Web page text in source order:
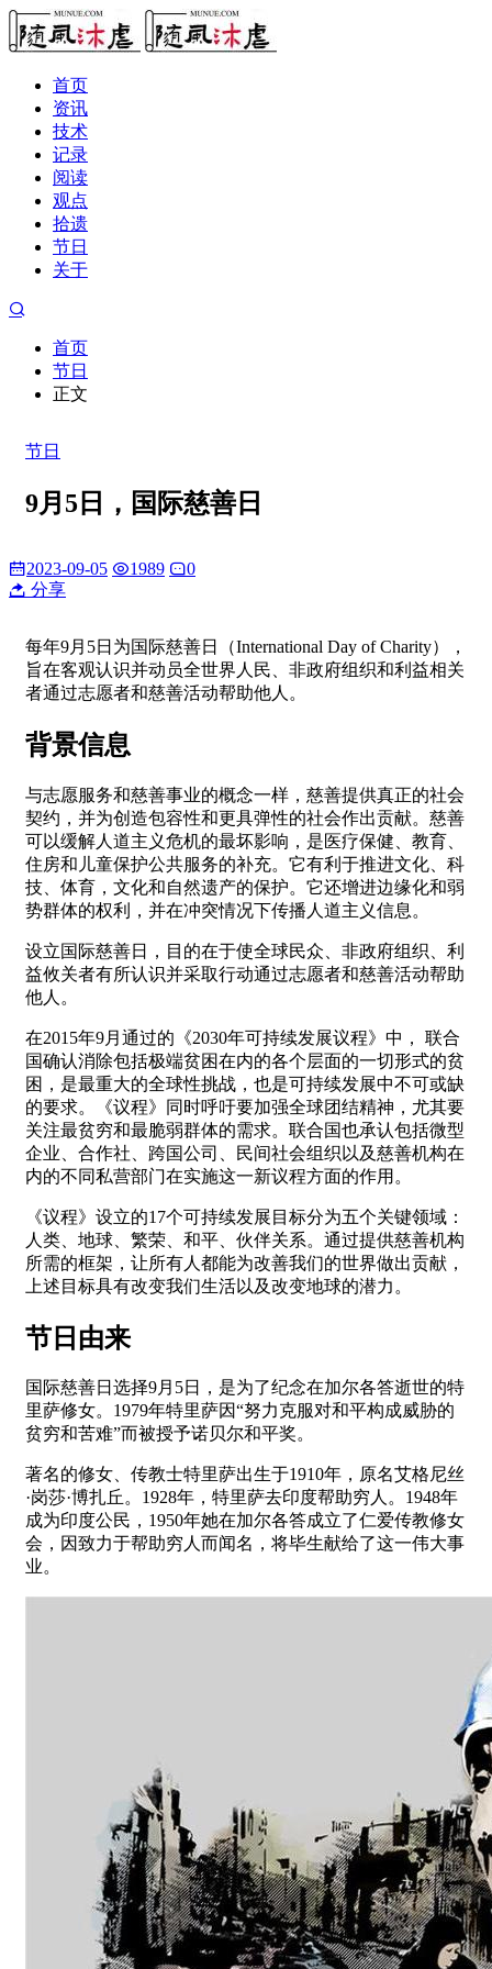
首页
资讯
技术
记录
阅读
观点
拾遗
节日
关于
首页
节日
正文
节日
9月5日，国际慈善日
2023-09-05 1989
0
分享
每年9月5日为国际慈善日（International Day of Charity），
旨在客观认识并动员全世界人民、非政府组织和利益相关
者通过志愿者和慈善活动帮助他人。
背景信息
与志愿服务和慈善事业的概念一样，慈善提供真正的社会
契约，并为创造包容性和更具弹性的社会作出贡献。慈善
可以缓解人道主义危机的最坏影响，是医疗保健、教育、
住房和儿童保护公共服务的补充。它有利于推进文化、科
技、体育，文化和自然遗产的保护。它还增进边缘化和弱
势群体的权利，并在冲突情况下传播人道主义信息。
设立国际慈善日，目的在于使全球民众、非政府组织、利
益攸关者有所认识并采取行动通过志愿者和慈善活动帮助
他人。
在2015年9月通过的《2030年可持续发展议程》中， 联合
国确认消除包括极端贫困在内的各个层面的一切形式的贫
困，是最重大的全球性挑战，也是可持续发展中不可或缺
的要求。《议程》同时呼吁要加强全球团结精神，尤其要
关注最贫穷和最脆弱群体的需求。联合国也承认包括微型
企业、合作社、跨国公司、民间社会组织以及慈善机构在
内的不同私营部门在实施这一新议程方面的作用。
《议程》设立的17个可持续发展目标分为五个关键领域：
人类、地球、繁荣、和平、伙伴关系。通过提供慈善机构
所需的框架，让所有人都能为改善我们的世界做出贡献，
上述目标具有改变我们生活以及改变地球的潜力。
节日由来
国际慈善日选择9月5日，是为了纪念在加尔各答逝世的特
里萨修女。1979年特里萨因“努力克服对和平构成威胁的
贫穷和苦难”而被授予诺贝尔和平奖。
著名的修女、传教士特里萨出生于1910年，原名艾格尼丝
·岗莎·博扎丘。1928年，特里萨去印度帮助穷人。1948年
成为印度公民，1950年她在加尔各答成立了仁爱传教修女
会，因致力于帮助穷人而闻名，将毕生献给了这一伟大事
业。